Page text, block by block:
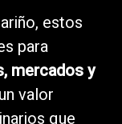
estos
para
mercados y
valor
que